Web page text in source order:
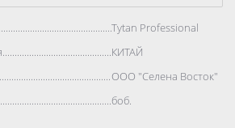
Tytan Professional
КИТАЙ
ООО "Селена Восток"
боб.